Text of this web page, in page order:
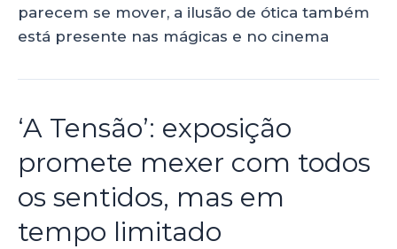
parecem se mover, a ilusão de ótica também
está presente nas mágicas e no cinema
‘A Tensão’: exposição
promete mexer com todos
os sentidos, mas em
tempo limitado